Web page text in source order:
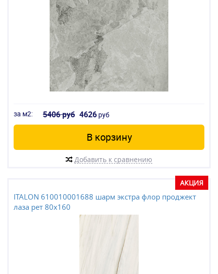
за м2: 5406 руб 4626 руб
В корзину
Добавить к сравнению
АКЦИЯ
ITALON 610010001688 шарм экстра флор проджект
лаза рет 80x160